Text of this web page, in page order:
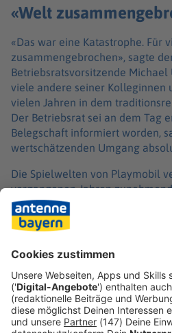
«Welt
«Das war eine Katastrophe. Für
zusammengebrochen», sagte
Betriebsratsvorsitzende Michael
viele andere seiner Kolleginnen
vielen Jahren in dem
Der Betriebsrat sei an dem Tag
Belegschaft informiert worden,
wertschätzenden Umgang
Die Spielwelten von Playmobil
vergangenen Jahren
Hersteller verzeichnete
Schließung des Werks in
hohen Lohn- und Energiekosten
sagte der Sprecher. Ziel sei es,